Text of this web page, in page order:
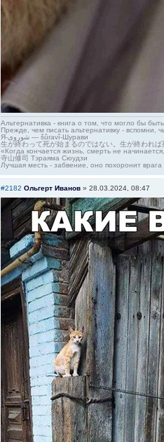
Альтернативка - книга о том, что могло бы быть.
Прежде, чем писать альтернативку - вспомни,
Я-شوروی — šûravî-Шурави
生が終わって死が始まるのではない。生が終われば
«Когда кончается жизнь, смерть не
寺山修司 Тэраяма Сюудзи
Лучшая месть - забвение, оно похоронит
#2182 Ольгерт Иванов » 28.03.2024, 08:47